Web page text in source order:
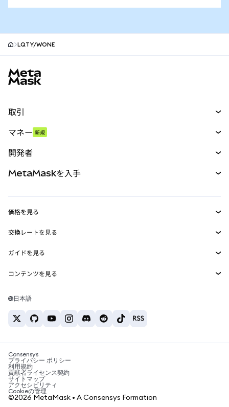
LQTY/WONE
取引
パーペチュアル
RWA
マネー 新規
開発者
MetaMask Connect
Snaps
Web3サービス
MetaMaskを入手
セキュリティ
サポート
キャリア
お問い合わせ
価格を見る
イーサリアムの価格
Solanaの価格
Tetherの価格
交換レートを見る
ETH→USD
USDT→INR
BTC→INR
ETH→USDT
ガイドを見る
ETHの購入
USDTの購入
SHIBの購入
BNBの購入
コンテンツを見る
Solanaウォレット
税制関連ニュース
暗号資産の購入方法は？
ビットコインを売るには？
日本語
Consensys
プライバシー ポリシー
利用規約
貢献者ライセンス契約
サイトマップ
アクセシビリティ
Cookieの管理
©2026 MetaMask • A Consensys Formation